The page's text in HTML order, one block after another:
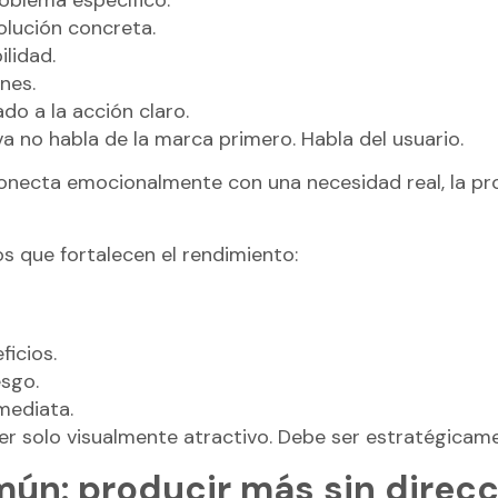
concreta.
a la acción claro.
no habla de la marca primero. Habla del usuario.
emocionalmente con una necesidad real, la
que fortalecen el rendimiento:
solo visualmente atractivo. Debe ser
producir más sin